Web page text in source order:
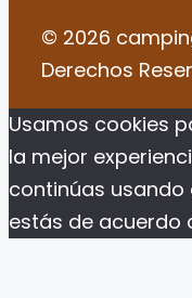
© 2026
Derechos
Usamos cookies
la mejor
continúas usando
estás de acuerdo